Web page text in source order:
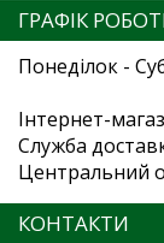
ГРАФІК
Понеділок -
Інтернет-
Служба
Центральний
КОНТАКТИ